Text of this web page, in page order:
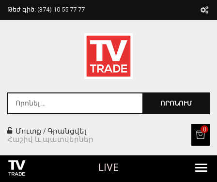
Թեժ գիծ: (374) 10 55 77 77
ՈՐՈՆՈՒՄ
Մուտք /Գրանցվել
Հաշիվ և պատվերներ
0
LIVE